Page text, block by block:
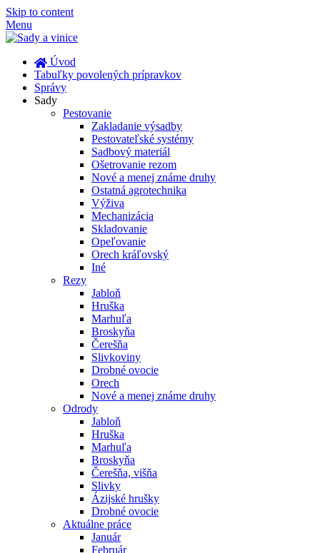
Skip to content
Menu
Úvod
Tabuľky povolených prípravkov
Správy
Sady
Pestovanie
Zakladanie výsadby
Pestovateľské systémy
Sadbový materiál
Ošetrovanie rezom
Nové a menej známe druhy
Ostatná agrotechnika
Výživa
Mechanizácia
Skladovanie
Opeľovanie
Orech kráľovský
Iné
Rezy
Jabloň
Hruška
Marhuľa
Broskyňa
Čerešňa
Slivkoviny
Drobné ovocie
Orech
Nové a menej známe druhy
Odrody
Jabloň
Hruška
Marhuľa
Broskyňa
Čerešňa, višňa
Slivky
Ázijské hrušky
Drobné ovocie
Aktuálne práce
Január
Február